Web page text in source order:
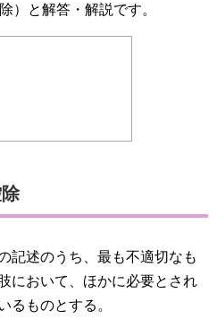
）と解答・解説です。
記述のうち、最も不適切なも
において、ほかに必要とされ
るものとする。